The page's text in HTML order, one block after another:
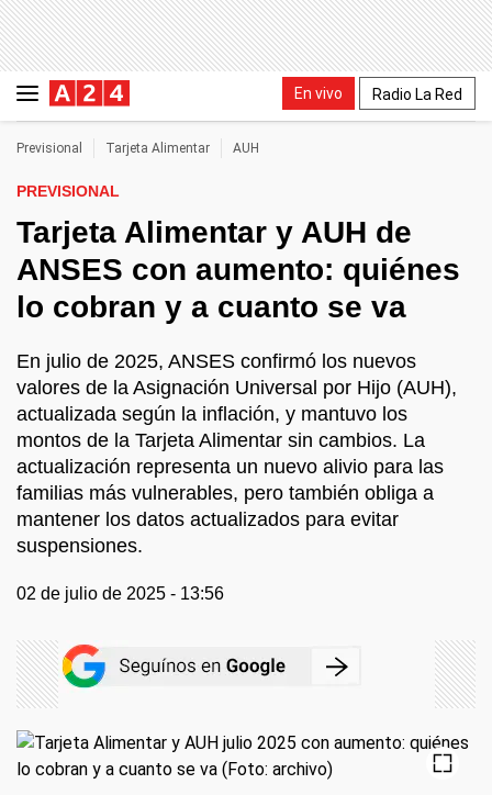
En vivo Radio La Red
Previsional Tarjeta Alimentar AUH
PREVISIONAL
Tarjeta Alimentar y AUH de
ANSES con aumento: quiénes
lo cobran y a cuanto se va
En julio de 2025, ANSES confirmó los nuevos
valores de la Asignación Universal por Hijo (AUH),
actualizada según la inflación, y mantuvo los
montos de la Tarjeta Alimentar sin cambios. La
actualización representa un nuevo alivio para las
familias más vulnerables, pero también obliga a
mantener los datos actualizados para evitar
suspensiones.
02 de julio de 2025 - 13:56